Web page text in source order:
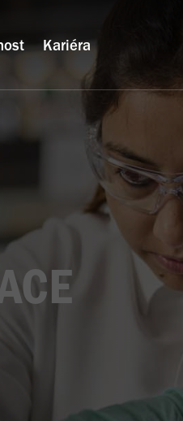
Kariéra